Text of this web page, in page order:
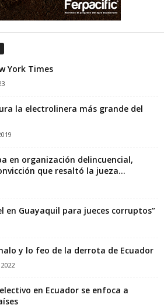
York Times
la electrolinera más grande del
en organización delincuencial,
que resaltó la jueza...
en Guayaquil para jueces corruptos”
y lo feo de la derrota de Ecuador
en Ecuador se enfoca a